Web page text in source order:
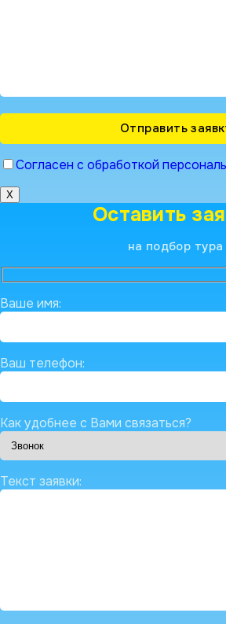
Согласен с обработкой
X
Оставить
на подбор тура
Ваше имя:
Ваш телефон:
Как удобнее с Вами связаться?
Текст заявки: